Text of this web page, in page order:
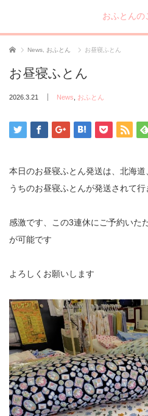
おふとんの
ホーム News おふとん お昼寝ふとん
お昼寝ふとん
2026.3.21 News おふとん
本日のお昼寝ふとん発送は、北海道
うちのお昼寝ふとんが発送されて行
感激です、この3連休にご予約いた
が可能です
よろしくお願いします